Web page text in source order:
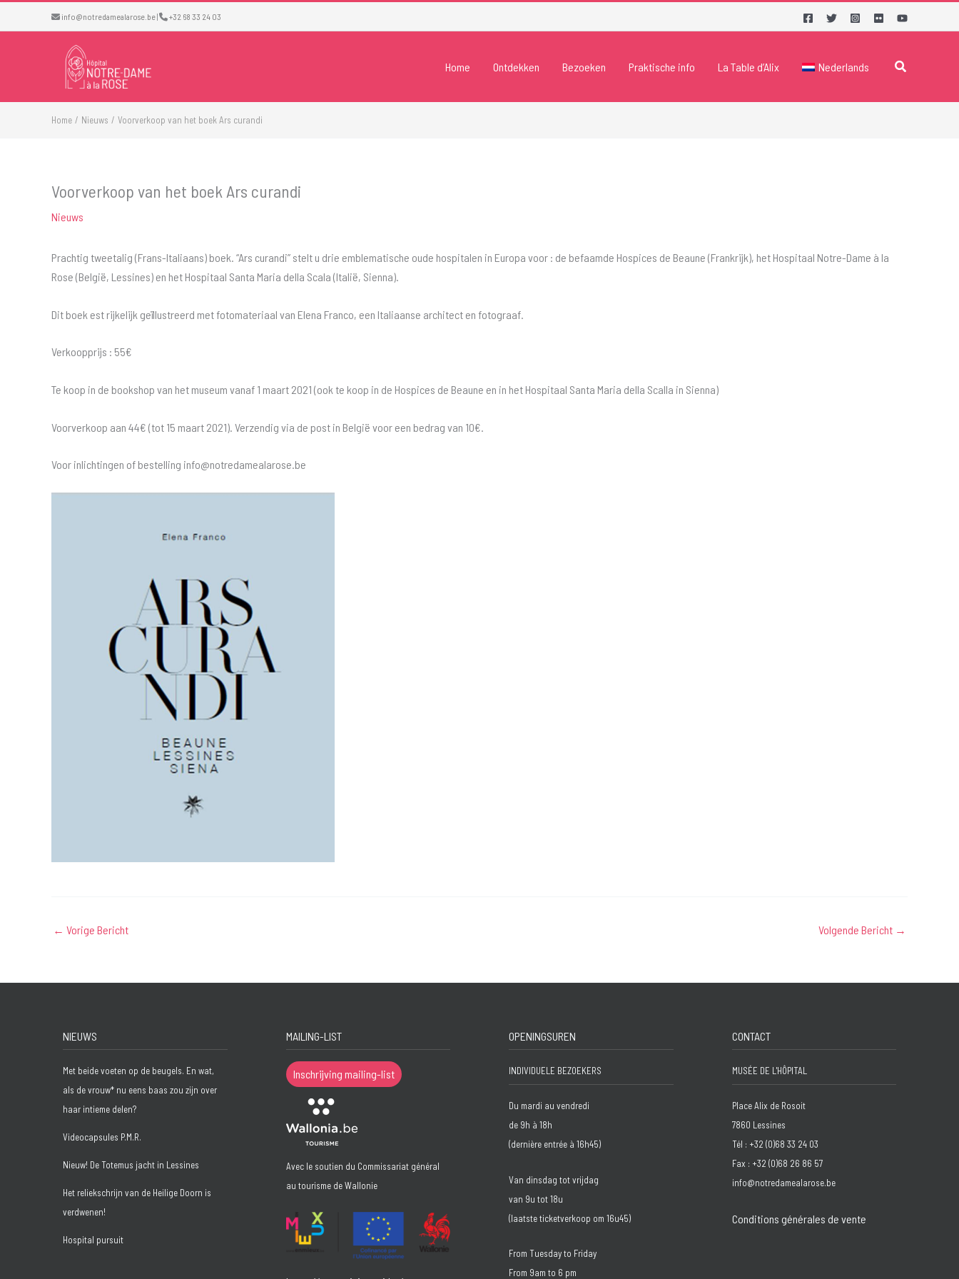
naar
info@notredamealarose.be| +32 68 33 24 03
Home Ontdekken Bezoeken Praktische info La Table d’Alix Nederlands Zoeken
Home Nieuws Voorverkoop van het boek Ars curandi
Voorverkoop van het boek Ars curandi
Nieuws
Prachtig tweetalig (Frans-Italiaans) boek. “Ars curandi” stelt u drie emblematische oude hospitalen in Europa voor : de befaamde Hospices de Beaune (Frankrijk), het Hospitaal Notre-Dame à la
Rose (België, Lessines) en het Hospitaal Santa Maria della Scala (Italië, Sienna).
Dit boek est rijkelijk geïllustreerd met fotomateriaal van Elena Franco, een Italiaanse architect en fotograaf.
Verkoopprijs : 55€
Te koop in de bookshop van het museum vanaf 1 maart 2021 (ook te koop in de Hospices de Beaune en in het Hospitaal Santa Maria della Scalla in Sienna)
Voorverkoop aan 44€ (tot 15 maart 2021). Verzendig via de post in België voor een bedrag van 10€.
Voor inlichtingen of bestelling info@notredamealarose.be
← Vorige Bericht Volgende Bericht →
NIEUWS
Met beide voeten op de beugels. En wat,
als de vrouw* nu eens baas zou zijn over
haar intieme delen?
Videocapsules P.M.R.
Nieuw! De Totemus jacht in Lessines
Het reliekschrijn van de Heilige Doorn is
verdwenen!
Hospital pursuit
MAILING-LIST
Inschrijving mailing-list
Avec le soutien du Commissariat général
au tourisme de Wallonie
OPENINGSUREN
INDIVIDUELE BEZOEKERS
Du mardi au vendredi
de 9h à 18h
(dernière entrée à 16h45)
Van dinsdag tot vrijdag
van 9u tot 18u
(laatste ticketverkoop om 16u45)
From Tuesday to Friday
From 9am to 6 pm
CONTACT
MUSÉE DE L'HÔPITAL
Place Alix de Rosoit
7860 Lessines
Tél : +32 (0)68 33 24 03
Fax : +32 (0)68 26 86 57
info@notredamealarose.be
Conditions générales de vente